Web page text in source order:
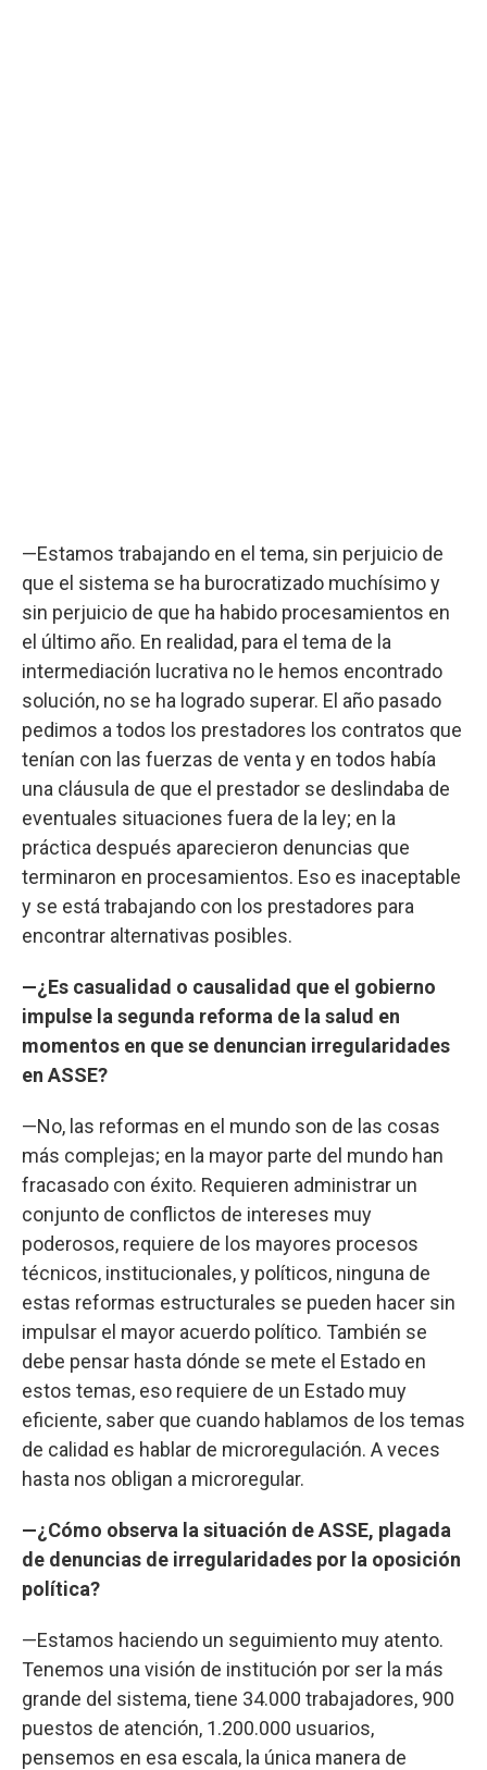
—Estamos trabajando en el tema, sin perjuicio de
que el sistema se ha burocratizado muchísimo y
sin perjuicio de que ha habido procesamientos en
el último año. En realidad, para el tema de la
intermediación lucrativa no le hemos encontrado
solución, no se ha logrado superar. El año pasado
pedimos a todos los prestadores los contratos que
tenían con las fuerzas de venta y en todos había
una cláusula de que el prestador se deslindaba de
eventuales situaciones fuera de la ley; en la
práctica después aparecieron denuncias que
terminaron en procesamientos. Eso es inaceptable
y se está trabajando con los prestadores para
encontrar alternativas posibles.
—¿Es casualidad o causalidad que el gobierno
impulse la segunda reforma de la salud en
momentos en que se denuncian irregularidades
en ASSE?
—No, las reformas en el mundo son de las cosas
más complejas; en la mayor parte del mundo han
fracasado con éxito. Requieren administrar un
conjunto de conflictos de intereses muy
poderosos, requiere de los mayores procesos
técnicos, institucionales, y políticos, ninguna de
estas reformas estructurales se pueden hacer sin
impulsar el mayor acuerdo político. También se
debe pensar hasta dónde se mete el Estado en
estos temas, eso requiere de un Estado muy
eficiente, saber que cuando hablamos de los temas
de calidad es hablar de microregulación. A veces
hasta nos obligan a microregular.
—¿Cómo observa la situación de ASSE, plagada
de denuncias de irregularidades por la oposición
política?
—Estamos haciendo un seguimiento muy atento.
Tenemos una visión de institución por ser la más
grande del sistema, tiene 34.000 trabajadores, 900
puestos de atención, 1.200.000 usuarios,
pensemos en esa escala, la única manera de